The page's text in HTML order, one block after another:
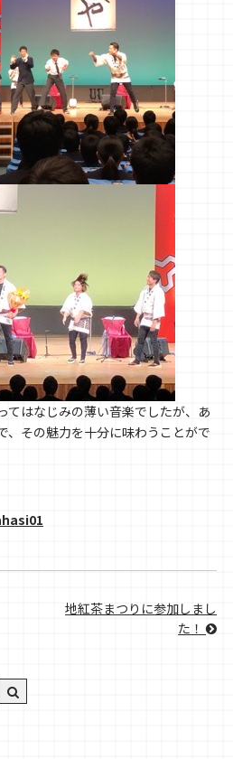
てはなじみの薄い音楽でしたが、あ
、その魅力を十分に味わうことがで
地紅茶まつりに参加しまし
た！